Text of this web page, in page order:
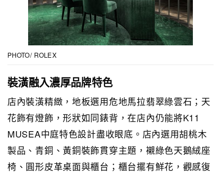
PHOTO/ ROLEX
裝潢融入濃厚品牌特色
店內裝潢精緻，地板選用危地馬拉翡翠綠雲石；天
花飾有燈飾，形狀如同錶背，在店內仍能將K11
MUSEA中庭特色設計盡收眼底。店內選用胡桃木
製品、青銅、黃銅裝飾貫穿主題，襯綠色天鵝絨座
椅、圓形皮革桌面與櫃台；櫃台擺有鮮花，觀感復